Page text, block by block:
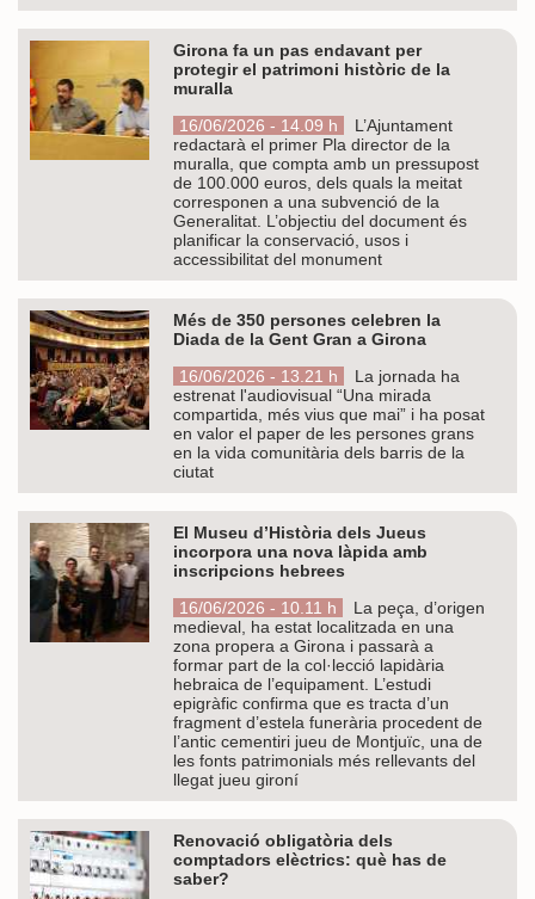
Girona fa un pas endavant per
protegir el patrimoni històric de la
muralla
16/06/2026 - 14.09 h
L’Ajuntament
redactarà el primer Pla director de la
muralla, que compta amb un pressupost
de 100.000 euros, dels quals la meitat
corresponen a una subvenció de la
Generalitat. L’objectiu del document és
planificar la conservació, usos i
accessibilitat del monument
Més de 350 persones celebren la
Diada de la Gent Gran a Girona
16/06/2026 - 13.21 h
La jornada ha
estrenat l'audiovisual “Una mirada
compartida, més vius que mai” i ha posat
en valor el paper de les persones grans
en la vida comunitària dels barris de la
ciutat
El Museu d’Història dels Jueus
incorpora una nova làpida amb
inscripcions hebrees
16/06/2026 - 10.11 h
La peça, d’origen
medieval, ha estat localitzada en una
zona propera a Girona i passarà a
formar part de la col·lecció lapidària
hebraica de l’equipament. L’estudi
epigràfic confirma que es tracta d’un
fragment d’estela funerària procedent de
l’antic cementiri jueu de Montjuïc, una de
les fonts patrimonials més rellevants del
llegat jueu gironí
Renovació obligatòria dels
comptadors elèctrics: què has de
saber?